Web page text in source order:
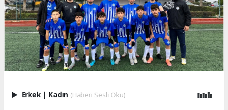
Erkek | Kadın (Haberi Sesli Oku)